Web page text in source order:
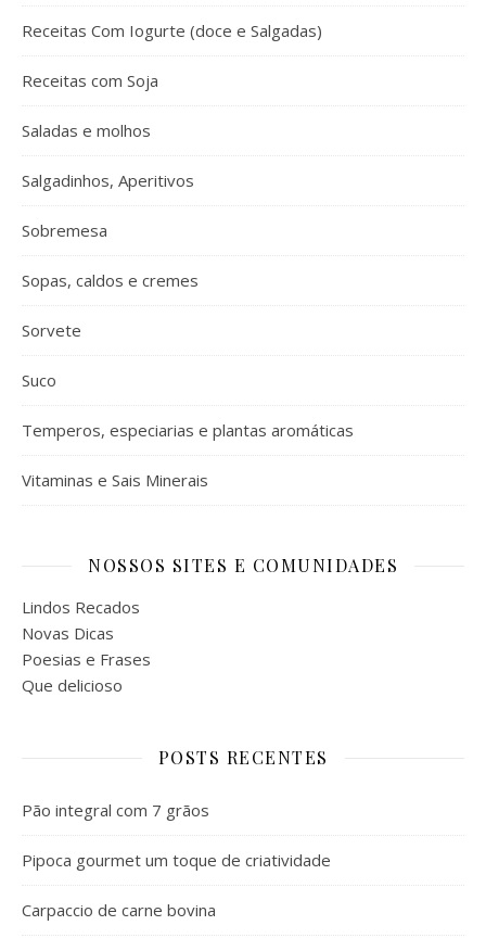
Receitas Com Iogurte (doce e Salgadas)
Receitas com Soja
Saladas e molhos
Salgadinhos, Aperitivos
Sobremesa
Sopas, caldos e cremes
Sorvete
Suco
Temperos, especiarias e plantas aromáticas
Vitaminas e Sais Minerais
NOSSOS SITES E COMUNIDADES
Lindos Recados
Novas Dicas
Poesias e Frases
Que delicioso
POSTS RECENTES
Pão integral com 7 grãos
Pipoca gourmet um toque de criatividade
Carpaccio de carne bovina